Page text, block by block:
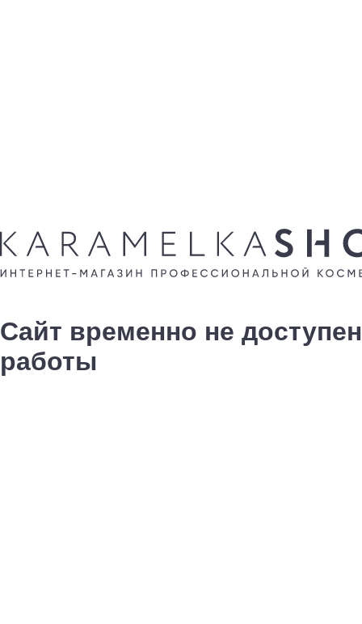
Сайт временно не
работы